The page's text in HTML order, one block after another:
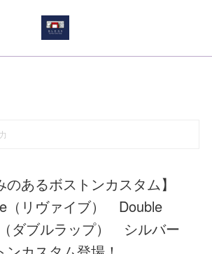
のあるボストンカスタム】
（リヴァイブ） Double
ダブルラップ） シルバー